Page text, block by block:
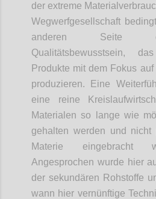
der extreme
Wegwerfgesellschaft
anderen Seite
Qualitätsbewusstsein,
Produkte mit dem Fokus
produzieren.
Eine
eine reine
Materialen so lange wie
gehalten werden und nicht
Materie eingebracht
Angesprochen wurde hier
der sekundären Rohstoffe
wann hier vernünftige